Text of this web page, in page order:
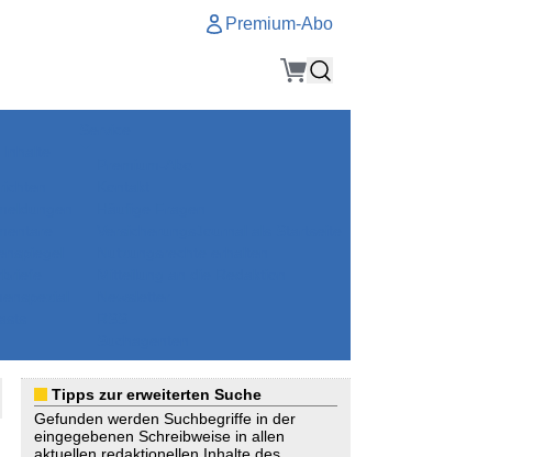
Premium-Abo
Tipps zur erweiterten Suche
Gefunden werden Suchbegriffe in der
eingegebenen Schreibweise in allen